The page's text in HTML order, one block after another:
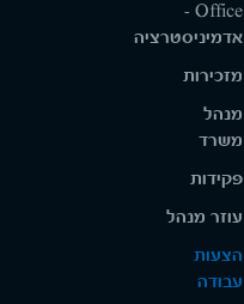
Office -
אדמיניסטרציה
מזכירות
מנהל
משרד
פקידות
עוזר מנהל
הצעות
עבודה